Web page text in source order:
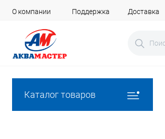
О компании Поддержка Доставка
Каталог товаров